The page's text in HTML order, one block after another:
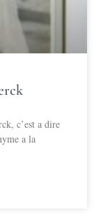
c’est a dire
a la